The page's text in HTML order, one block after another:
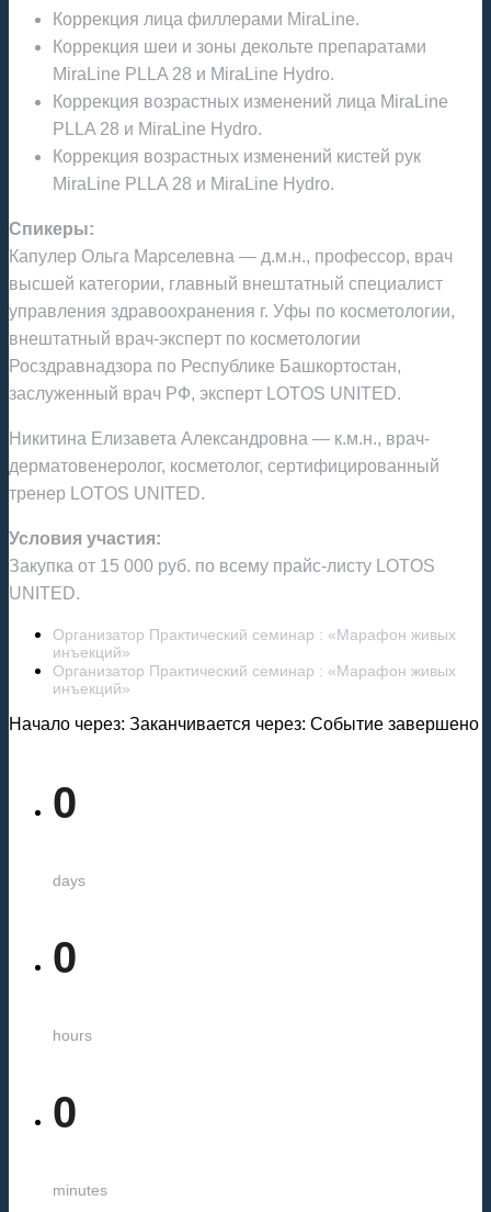
Коррекция лица филлерами MiraLine.
Коррекция шеи и зоны декольте препаратами
MiraLine PLLA 28 и MiraLine Hydro.
Коррекция возрастных изменений лица MiraLine
PLLA 28 и MiraLine Hydro.
Коррекция возрастных изменений кистей рук
MiraLine PLLA 28 и MiraLine Hydro.
Спикеры:
Капулер Ольга Марселевна — д.м.н., профессор, врач
высшей категории, главный внештатный специалист
управления здравоохранения г. Уфы по косметологии,
внештатный врач-эксперт по косметологии
Росздравнадзора по Республике Башкортостан,
заслуженный врач РФ, эксперт LOTOS UNITED.
Никитина Елизавета Александровна — к.м.н., врач-
дерматовенеролог, косметолог, сертифицированный
тренер LOTOS UNITED.
Условия участия:
Закупка от 15 000 руб. по всему прайс-листу LOTOS
UNITED.
Организатор Практический семинар : «Марафон живых
инъекций»
Организатор Практический семинар : «Марафон живых
инъекций»
Начало через: Заканчивается через: Событие завершено
0
days
0
hours
0
minutes